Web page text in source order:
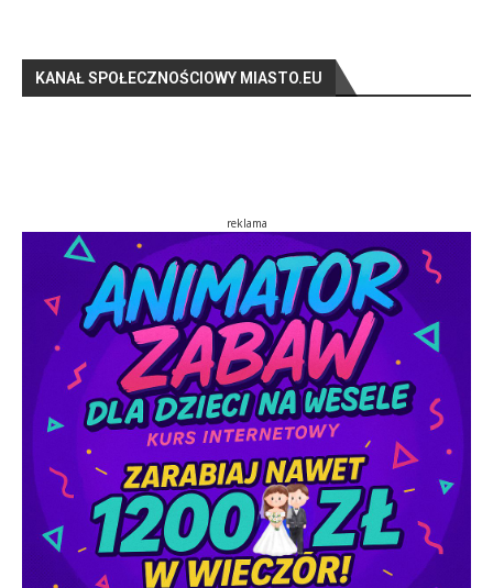
KANAŁ SPOŁECZNOŚCIOWY MIASTO.EU
reklama